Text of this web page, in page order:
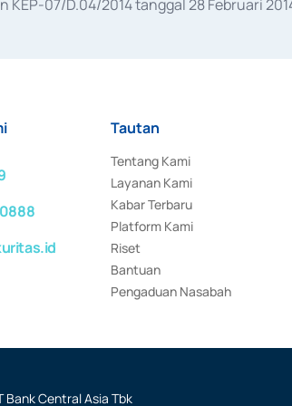
KEP-07/D.04/2014 tanggal 28 Februari
Tautan
Tentang Kami
Layanan Kami
Kabar Terbaru
Platform Kami
Riset
Bantuan
Pengaduan Nasabah
Bank Central Asia Tbk